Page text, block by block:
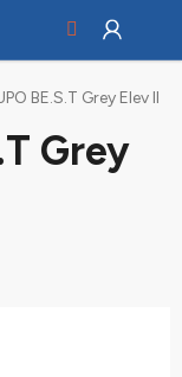
BE.S.T Grey Elev II
Grey